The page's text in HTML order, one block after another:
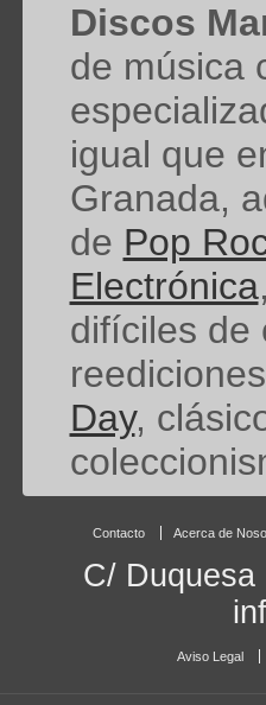
Discos
de música
igual que
Granada,
de Pop
Electrónica
difíciles de
Day,
Contacto Acerca de
C/ Duquesa
Aviso Legal